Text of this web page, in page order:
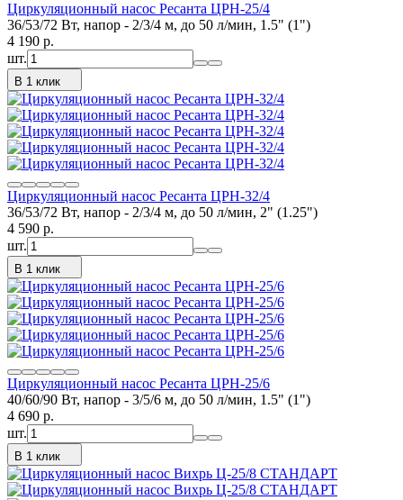
Циркуляционный насос Ресанта ЦРН-25/4
36/53/72 Вт, напор - 2/3/4 м, до 50 л/мин, 1.5" (1")
4 190 p.
шт.
В 1 клик
Циркуляционный насос Ресанта ЦРН-32/4
36/53/72 Вт, напор - 2/3/4 м, до 50 л/мин, 2" (1.25")
4 590 p.
шт.
В 1 клик
Циркуляционный насос Ресанта ЦРН-25/6
40/60/90 Вт, напор - 3/5/6 м, до 50 л/мин, 1.5" (1")
4 690 p.
шт.
В 1 клик